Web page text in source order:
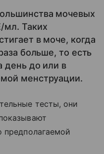
мочевых
Таких
в моче, когда
больше, то есть
день до или в
менструации.
тесты, они
предполагаемой